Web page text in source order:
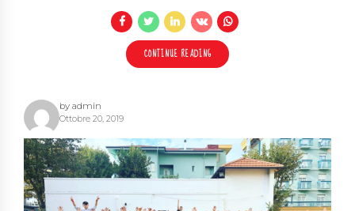
CONTINUE READING
by admin
Ottobre 20, 2019